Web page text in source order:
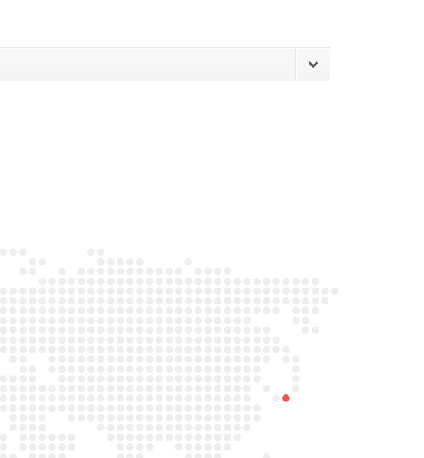
Telefoon/Whatsapp